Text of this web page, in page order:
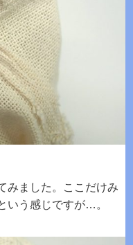
みました。ここだけみ
いう感じですが…。